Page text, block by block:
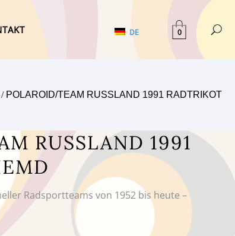
DE 0
/ POLAROID/TEAM RUSSLAND 1991 RADTRIKOT
RUSSLAND 1991
Radsportteams von 1952 bis heute –